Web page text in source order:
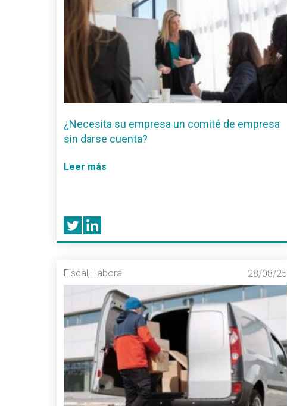
¿Necesita su empresa un comité de empresa
sin darse cuenta?
Leer más
Fiscal, Laboral 28/08/25